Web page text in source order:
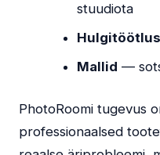
stuudiota
Hulgitöötlus
Mallid —
PhotoRoomi tugevus
professionaalsed